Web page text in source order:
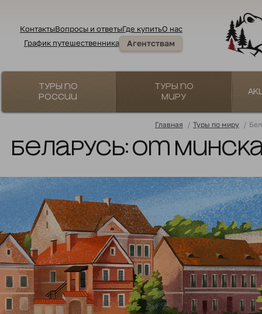
КонтактыВопросы и ответыГде купитьО нас
График путешественника
Агентствам
Туры по
России
Туры по
миру
Главная / Туры по миру /
Беларусь: от